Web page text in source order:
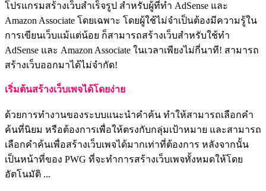
โปรแกรมสร้างเว็บสำเร็จรูป สำหรับผู้ที่ทำ AdSense และ
Amazon Associate โดยเฉพาะ โดยผู้ใช้ไม่จำเป็นต้องมีความรู้ใน
การเขียนเว็บแม้แต่น้อย ก็สามารถสร้างเว็บสำหรับใช้ทำ
AdSense และ Amazon Associate ในเวลาเพียงไม่กี่นาที! สามารถ
สร้างเว็บออกมาได้ไม่จำกัด!
เริ่มต้นสร้างเว็บเพจได้โดยง่าย
ด้วยการทำงานของระบบแนะนำคำค้น ทำให้สามารถเลือกคำ
ค้นที่นิยม หรือต้องการเพื่อให้ตรงกับกลุ่มเป้าหมาย และสามารถ
เลือกคำค้นเพื่อสร้างเว็บเพจได้มากเท่าที่ต้องการ หลังจากนั้น
เป็นหน้าที่ของ PWG ที่จะทำการสร้างเว็บเพจทั้งหมดให้โดย
อัตโนมัติ ...